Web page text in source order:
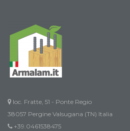
loc. Fratte, 51 - Ponte Regio
38057 Pergine Valsugana (TN) Italia
+39.0461538475